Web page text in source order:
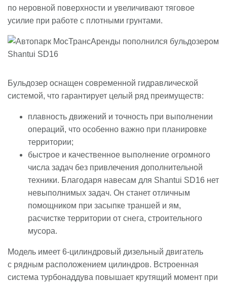
по неровной поверхности и увеличивают тяговое
усилие при работе с плотными грунтами.
Бульдозер оснащен современной гидравлической
системой, что гарантирует целый ряд преимуществ:
плавность движений и точность при выполнении
операций, что особенно важно при планировке
территории;
быстрое и качественное выполнение огромного
числа задач без привлечения дополнительной
техники. Благодаря навесам для Shantui SD16 нет
невыполнимых задач. Он станет отличным
помощником при засыпке траншей и ям,
расчистке территории от снега, строительного
мусора.
Модель имеет 6-цилиндровый дизельный двигатель
с рядным расположением цилиндров. Встроенная
система турбонаддува повышает крутящий момент при